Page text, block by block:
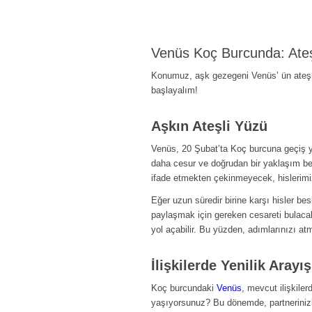
Venüs Koç Burcunda:
Konumuz, aşk gezegeni Venüs’ ün
başlayalım!
Aşkın Ateşli Yüzü
Venüs, 20 Şubat’ta Koç burcuna geçiş
daha cesur ve doğrudan bir yaklaşım
ifade etmekten çekinmeyecek,
Eğer uzun süredir birine karşı hisler
paylaşmak için gereken cesareti
yol açabilir. Bu yüzden, adımlarınızı
İlişkilerde Yenilik
Koç burcundaki Venüs , mevcut
yaşıyorsunuz? Bu dönemde,